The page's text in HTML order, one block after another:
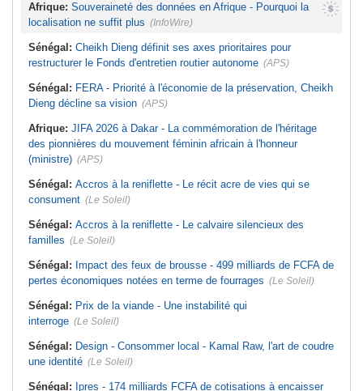
Afrique: Souveraineté des données en Afrique - Pourquoi la
localisation ne suffit plus (InfoWire)
Sénégal: Cheikh Dieng définit ses axes prioritaires pour
restructurer le Fonds d'entretien routier autonome (APS)
Sénégal: FERA - Priorité à l'économie de la préservation, Cheikh
Dieng décline sa vision (APS)
Afrique: JIFA 2026 à Dakar - La commémoration de l'héritage
des pionnières du mouvement féminin africain à l'honneur
(ministre) (APS)
Sénégal: Accros à la reniflette - Le récit acre de vies qui se
consument (Le Soleil)
Sénégal: Accros à la reniflette - Le calvaire silencieux des
familles (Le Soleil)
Sénégal: Impact des feux de brousse - 499 milliards de FCFA de
pertes économiques notées en terme de fourrages (Le Soleil)
Sénégal: Prix de la viande - Une instabilité qui
interroge (Le Soleil)
Sénégal: Design - Consommer local - Kamal Raw, l'art de coudre
une identité (Le Soleil)
Sénégal: Ipres - 174 milliards FCFA de cotisations à encaisser